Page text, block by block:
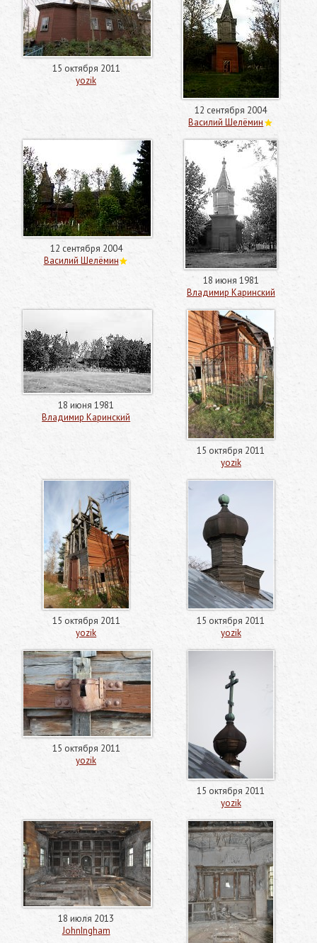
15 октября 2011
yozik
12 сентября 2004
Василий Шелёмин
12 сентября 2004
Василий Шелёмин
18 июня 1981
Владимир Каринский
18 июня 1981
Владимир Каринский
15 октября 2011
yozik
15 октября 2011
yozik
15 октября 2011
yozik
15 октября 2011
yozik
15 октября 2011
yozik
18 июля 2013
JohnIngham